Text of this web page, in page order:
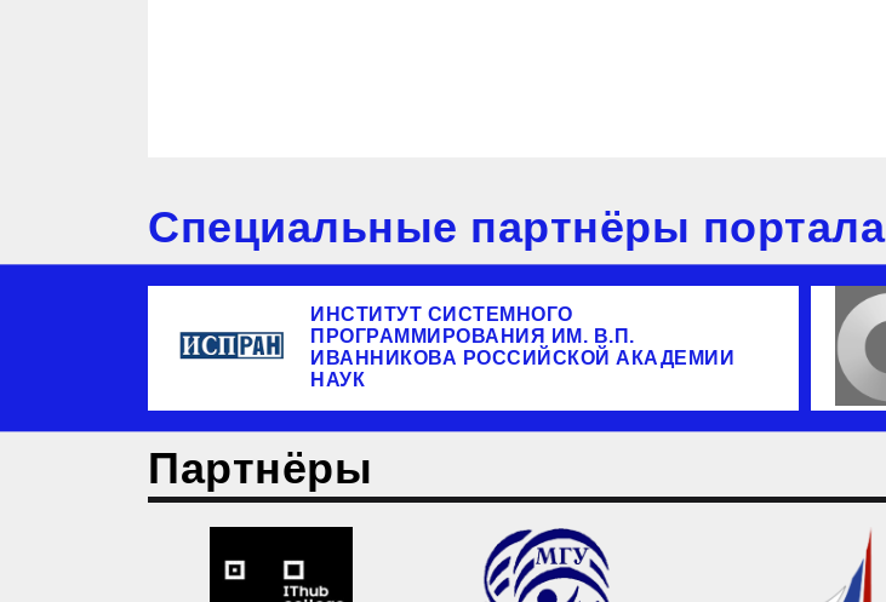
Специальные партнёры портала
ИНСТИТУТ СИСТЕМНОГО
ПРОГРАММИРОВАНИЯ ИМ. В.П.
ИВАННИКОВА РОССИЙСКОЙ АКАДЕМИИ
НАУК
Партнёры